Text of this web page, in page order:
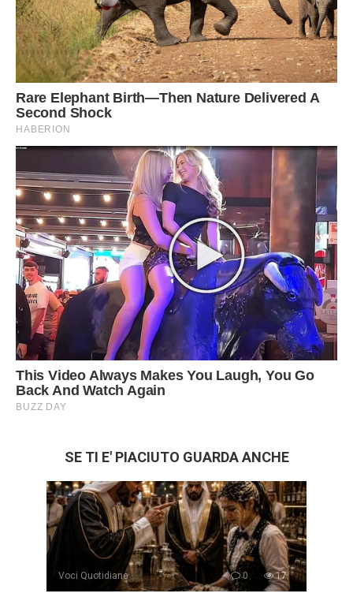
SE TI E' PIACIUTO GUARDA ANCHE
Voci Quotidiane 0 17